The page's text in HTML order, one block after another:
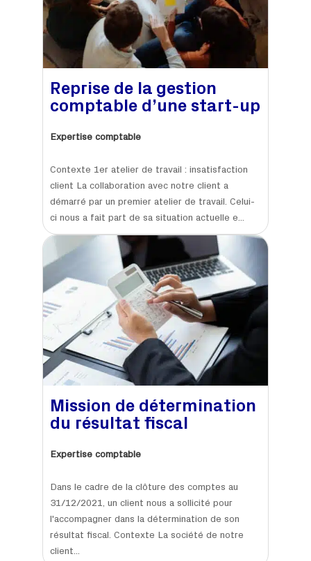
Reprise de la gestion
comptable d’une start-up
Expertise comptable
Contexte 1er atelier de travail : insatisfaction
client La collaboration avec notre client a
démarré par un premier atelier de travail. Celui-
ci nous a fait part de sa situation actuelle e...
Mission de détermination
du résultat fiscal
Expertise comptable
Dans le cadre de la clôture des comptes au
31/12/2021, un client nous a sollicité pour
l'accompagner dans la détermination de son
résultat fiscal. Contexte La société de notre
client...